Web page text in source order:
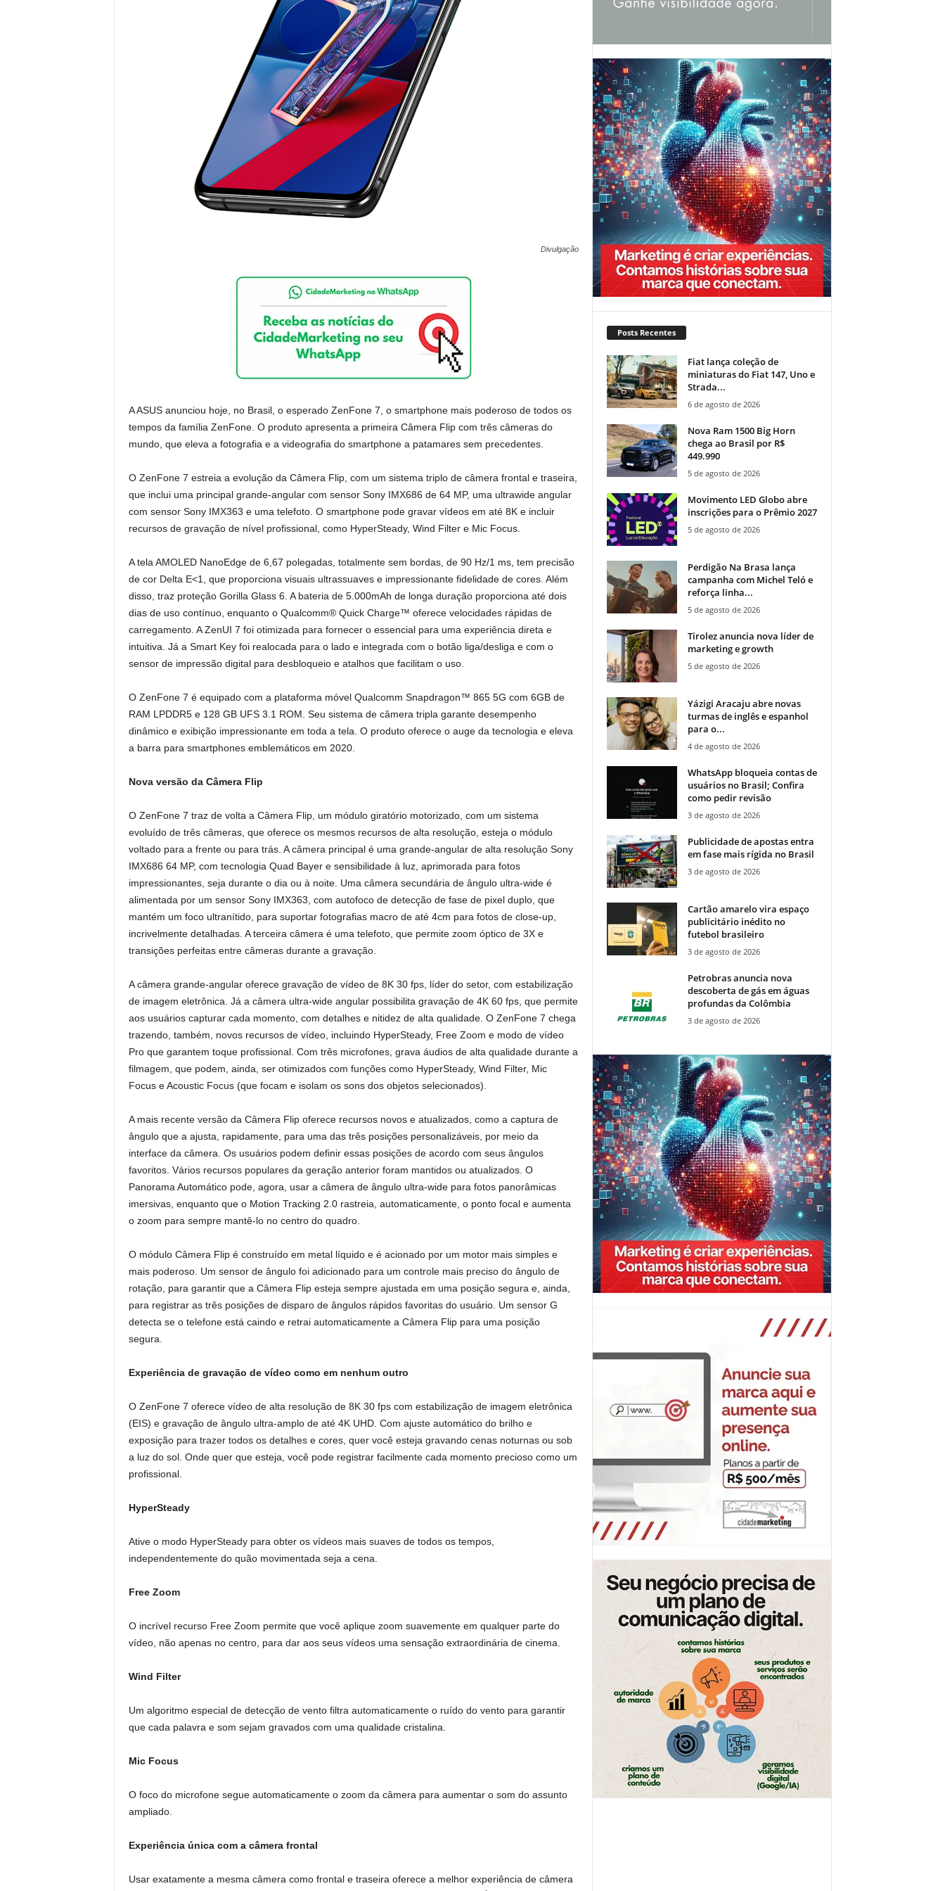
Divulgação
A ASUS anunciou hoje, no Brasil, o esperado ZenFone 7, o smartphone mais poderoso de todos os
tempos da família ZenFone. O produto apresenta a primeira Câmera Flip com três câmeras do
mundo, que eleva a fotografia e a videografia do smartphone a patamares sem precedentes.
O ZenFone 7 estreia a evolução da Câmera Flip, com um sistema triplo de câmera frontal e traseira,
que inclui uma principal grande-angular com sensor Sony IMX686 de 64 MP, uma ultrawide angular
com sensor Sony IMX363 e uma telefoto. O smartphone pode gravar vídeos em até 8K e incluir
recursos de gravação de nível profissional, como HyperSteady, Wind Filter e Mic Focus.
A tela AMOLED NanoEdge de 6,67 polegadas, totalmente sem bordas, de 90 Hz/1 ms, tem precisão
de cor Delta E<1, que proporciona visuais ultrassuaves e impressionante fidelidade de cores. Além
disso, traz proteção Gorilla Glass 6. A bateria de 5.000mAh de longa duração proporciona até dois
dias de uso contínuo, enquanto o Qualcomm® Quick Charge™ oferece velocidades rápidas de
carregamento. A ZenUI 7 foi otimizada para fornecer o essencial para uma experiência direta e
intuitiva. Já a Smart Key foi realocada para o lado e integrada com o botão liga/desliga e com o
sensor de impressão digital para desbloqueio e atalhos que facilitam o uso.
O ZenFone 7 é equipado com a plataforma móvel Qualcomm Snapdragon™ 865 5G com 6GB de
RAM LPDDR5 e 128 GB UFS 3.1 ROM. Seu sistema de câmera tripla garante desempenho
dinâmico e exibição impressionante em toda a tela. O produto oferece o auge da tecnologia e eleva
a barra para smartphones emblemáticos em 2020.
Nova versão da Câmera Flip
O ZenFone 7 traz de volta a Câmera Flip, um módulo giratório motorizado, com um sistema
evoluído de três câmeras, que oferece os mesmos recursos de alta resolução, esteja o módulo
voltado para a frente ou para trás. A câmera principal é uma grande-angular de alta resolução Sony
IMX686 64 MP, com tecnologia Quad Bayer e sensibilidade à luz, aprimorada para fotos
impressionantes, seja durante o dia ou à noite. Uma câmera secundária de ângulo ultra-wide é
alimentada por um sensor Sony IMX363, com autofoco de detecção de fase de pixel duplo, que
mantém um foco ultranítido, para suportar fotografias macro de até 4cm para fotos de close-up,
incrivelmente detalhadas. A terceira câmera é uma telefoto, que permite zoom óptico de 3X e
transições perfeitas entre câmeras durante a gravação.
A câmera grande-angular oferece gravação de vídeo de 8K 30 fps, líder do setor, com estabilização
de imagem eletrônica. Já a câmera ultra-wide angular possibilita gravação de 4K 60 fps, que permite
aos usuários capturar cada momento, com detalhes e nitidez de alta qualidade. O ZenFone 7 chega
trazendo, também, novos recursos de vídeo, incluindo HyperSteady, Free Zoom e modo de vídeo
Pro que garantem toque profissional. Com três microfones, grava áudios de alta qualidade durante a
filmagem, que podem, ainda, ser otimizados com funções como HyperSteady, Wind Filter, Mic
Focus e Acoustic Focus (que focam e isolam os sons dos objetos selecionados).
A mais recente versão da Câmera Flip oferece recursos novos e atualizados, como a captura de
ângulo que a ajusta, rapidamente, para uma das três posições personalizáveis, por meio da
interface da câmera. Os usuários podem definir essas posições de acordo com seus ângulos
favoritos. Vários recursos populares da geração anterior foram mantidos ou atualizados. O
Panorama Automático pode, agora, usar a câmera de ângulo ultra-wide para fotos panorâmicas
imersivas, enquanto que o Motion Tracking 2.0 rastreia, automaticamente, o ponto focal e aumenta
o zoom para sempre mantê-lo no centro do quadro.
O módulo Câmera Flip é construído em metal líquido e é acionado por um motor mais simples e
mais poderoso. Um sensor de ângulo foi adicionado para um controle mais preciso do ângulo de
rotação, para garantir que a Câmera Flip esteja sempre ajustada em uma posição segura e, ainda,
para registrar as três posições de disparo de ângulos rápidos favoritas do usuário. Um sensor G
detecta se o telefone está caindo e retrai automaticamente a Câmera Flip para uma posição
segura.
Experiência de gravação de vídeo como em nenhum outro
O ZenFone 7 oferece vídeo de alta resolução de 8K 30 fps com estabilização de imagem eletrônica
(EIS) e gravação de ângulo ultra-amplo de até 4K UHD. Com ajuste automático do brilho e
exposição para trazer todos os detalhes e cores, quer você esteja gravando cenas noturnas ou sob
a luz do sol. Onde quer que esteja, você pode registrar facilmente cada momento precioso como um
profissional.
HyperSteady
Ative o modo HyperSteady para obter os vídeos mais suaves de todos os tempos,
independentemente do quão movimentada seja a cena.
Free Zoom
O incrível recurso Free Zoom permite que você aplique zoom suavemente em qualquer parte do
vídeo, não apenas no centro, para dar aos seus vídeos uma sensação extraordinária de cinema.
Wind Filter
Um algoritmo especial de detecção de vento filtra automaticamente o ruído do vento para garantir
que cada palavra e som sejam gravados com uma qualidade cristalina.
Mic Focus
O foco do microfone segue automaticamente o zoom da câmera para aumentar o som do assunto
ampliado.
Experiência única com a câmera frontal
Usar exatamente a mesma câmera como frontal e traseira oferece a melhor experiência de câmera
Posts Recentes
Fiat lança coleção de
miniaturas do Fiat 147, Uno e
Strada...
6 de agosto de 2026
Nova Ram 1500 Big Horn
chega ao Brasil por R$
449.990
5 de agosto de 2026
Movimento LED Globo abre
inscrições para o Prêmio 2027
5 de agosto de 2026
Perdigão Na Brasa lança
campanha com Michel Teló e
reforça linha...
5 de agosto de 2026
Tirolez anuncia nova líder de
marketing e growth
5 de agosto de 2026
Yázigi Aracaju abre novas
turmas de inglês e espanhol
para o...
4 de agosto de 2026
WhatsApp bloqueia contas de
usuários no Brasil; Confira
como pedir revisão
3 de agosto de 2026
Publicidade de apostas entra
em fase mais rígida no Brasil
3 de agosto de 2026
Cartão amarelo vira espaço
publicitário inédito no
futebol brasileiro
3 de agosto de 2026
Petrobras anuncia nova
descoberta de gás em águas
profundas da Colômbia
3 de agosto de 2026